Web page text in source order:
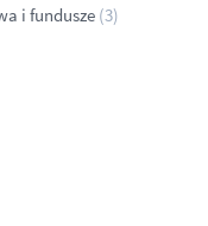
i fundusze (3)